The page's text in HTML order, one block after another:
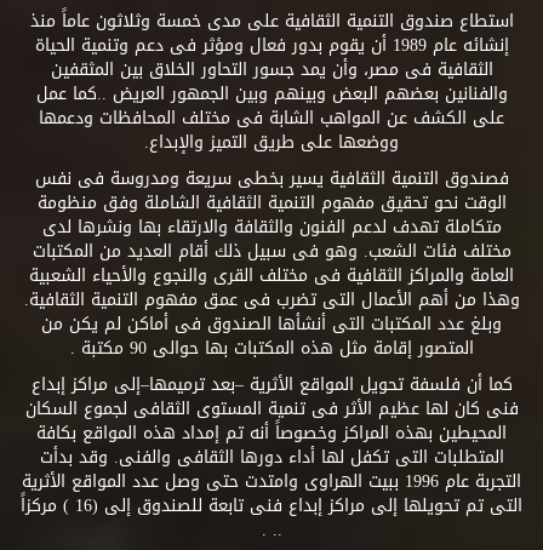
استطاع صندوق التنمية الثقافية على مدى خمسة وثلاثون عاماً منذ
إنشائه عام 1989 أن يقوم بدور فعال ومؤثر فى دعم وتنمية الحياة
الثقافية فى مصر، وأن يمد جسور التحاور الخلاق بين المثقفين
والفنانين بعضهم البعض وبينهم وبين الجمهور العريض ..كما عمل
على الكشف عن المواهب الشابة فى مختلف المحافظات ودعمها
ووضعها على طريق التميز والإبداع.
فصندوق التنمية الثقافية يسير بخطى سريعة ومدروسة فى نفس
الوقت نحو تحقيق مفهوم التنمية الثقافية الشاملة وفق منظومة
متكاملة تهدف لدعم الفنون والثقافة والارتقاء بها ونشرها لدى
مختلف فئات الشعب. وهو فى سبيل ذلك أقام العديد من المكتبات
العامة والمراكز الثقافية فى مختلف القرى والنجوع والأحياء الشعبية
وهذا من أهم الأعمال التى تضرب فى عمق مفهوم التنمية الثقافية.
وبلغ عدد المكتبات التى أنشأها الصندوق فى أماكن لم يكن من
المتصور إقامة مثل هذه المكتبات بها حوالى 90 مكتبة .
كما أن فلسفة تحويل المواقع الأثرية –بعد ترميمها–إلى مراكز إبداع
فنى كان لها عظيم الأثر فى تنمية المستوى الثقافى لجموع السكان
المحيطين بهذه المراكز وخصوصاً أنه تم إمداد هذه المواقع بكافة
المتطلبات التى تكفل لها أداء دورها الثقافى والفنى. وقد بدأت
التجربة عام 1996 ببيت الهراوى وامتدت حتى وصل عدد المواقع الأثرية
التى تم تحويلها إلى مراكز إبداع فنى تابعة للصندوق إلى (16 ) مركزاً
.. .